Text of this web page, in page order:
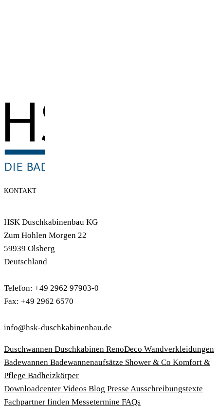
KONTAKT
HSK Duschkabinenbau KG
Zum Hohlen Morgen 22
59939 Olsberg
Deutschland
Telefon: +49 2962 97903-0
Fax: +49 2962 6570
info@hsk-duschkabinenbau.de
Duschwannen Duschkabinen RenoDeco Wandverkleidungen
Badewannen Badewannenaufsätze Shower & Co Komfort &
Pflege Badheizkörper
Download­center Videos Blog Presse Ausschreibungstexte
Fachpartner finden Messetermine FAQs